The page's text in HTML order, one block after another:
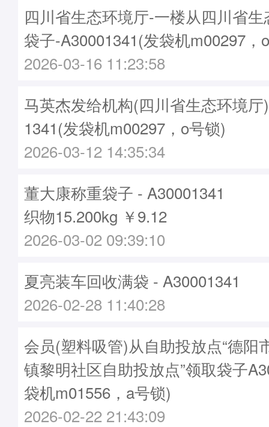
四川省生态环境厅-一楼从四川省
袋子-A30001341(发袋机m00297，
2026-03-16 11:23:58
马英杰发给机构(四川省生态环境
1341(发袋机m00297，o号锁)
2026-03-12 14:35:34
董大康称重袋子 - A30001341
织物15.200kg ￥9.12
2026-03-02 09:39:10
夏亮装车回收满袋 - A30001341
2026-02-28 11:40:28
会员(塑料吸管)从自助投放点“德阳
镇黎明社区自助投放点”领取袋子
袋机m01556，a号锁)
2026-02-22 21:43:09